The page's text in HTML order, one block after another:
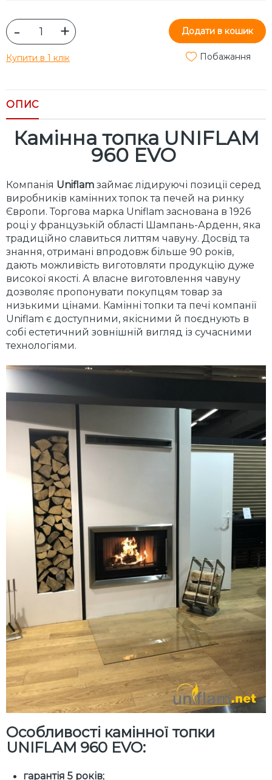
- +
Купити в 1 клік
Додати в кошик
Побажання
ОПИС
Камінна топка UNIFLAM
960 EVO
Компанія Uniflam займає лідируючі позиції серед
виробників камінних топок та печей на ринку
Європи. Торгова марка Uniflam заснована в 1926
році у французькій області Шампань-Арденн, яка
традиційно славиться литтям чавуну. Досвід та
знання, отримані впродовж більше 90 років,
дають можливість виготовляти продукцію дуже
високої якості. А власне виготовлення чавуну
дозволяє пропонувати покупцям товар за
низькими цінами. Камінні топки та печі компанії
Uniflam є доступними, якісними й поєднують в
собі естетичний зовнішній вигляд із сучасними
технологіями.
Особливості камінної топки
UNIFLAM 960 EVO:
гарантія 5 років;